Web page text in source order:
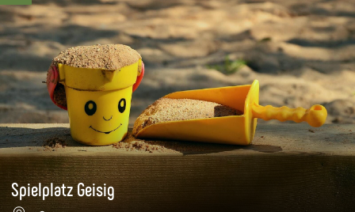
Spielplatz Geisig